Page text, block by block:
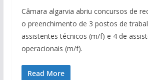
Câmara algarvia abriu concursos de
o preenchimento de 3 postos de
assistentes técnicos (m/f) e 4 de
operacionais (m/f).
Read More